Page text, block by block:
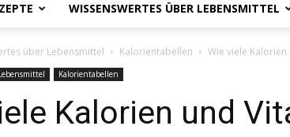
WISSENSWERTES ÜBER LEBENSMITTEL
über Lebensmittel Kalorientabellen Wie viele
Kalorientabellen
Kalorien und